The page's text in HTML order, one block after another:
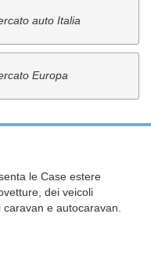
auto Italia
Europa
le Case estere
dei veicoli
e autocaravan.